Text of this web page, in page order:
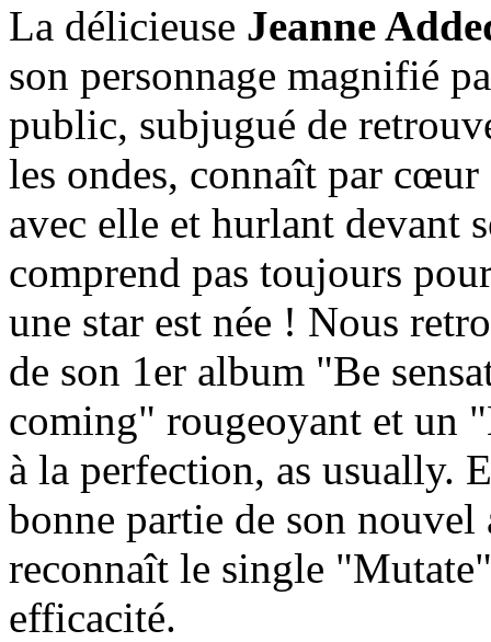
La délicieuse Jeanne
son personnage magnifié
public, subjugué de
les ondes, connaît par cœur
avec elle et hurlant devant
comprend pas toujours
une star est née ! Nous
de son 1er album "Be
coming" rougeoyant et un
à la perfection, as usually.
bonne partie de son
reconnaît le single
efficacité.